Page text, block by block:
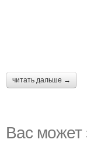
читать дальше →
Вас может